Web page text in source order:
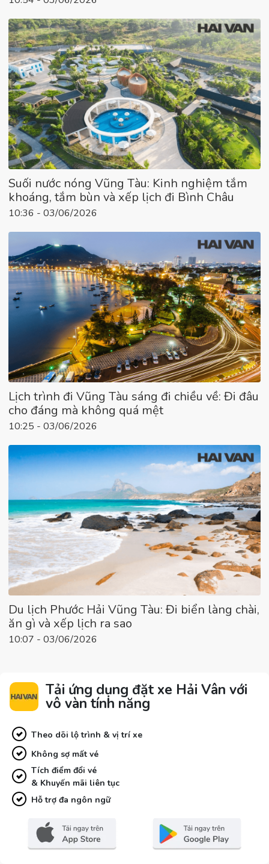
Suối nước nóng Vũng Tàu: Kinh nghiệm tắm
khoáng, tắm bùn và xếp lịch đi Bình Châu
10:36 - 03/06/2026
Lịch trình đi Vũng Tàu sáng đi chiều về: Đi đâu
cho đáng mà không quá mệt
10:25 - 03/06/2026
Du lịch Phước Hải Vũng Tàu: Đi biển làng chài,
ăn gì và xếp lịch ra sao
10:07 - 03/06/2026
Tải ứng dụng đặt xe Hải Vân với
vô vàn tính năng
Theo dõi lộ trình & vị trí xe
Không sợ mất vé
Tích điểm đổi vé
& Khuyến mãi liên tục
Hỗ trợ đa ngôn ngữ